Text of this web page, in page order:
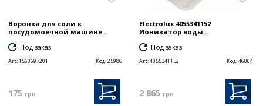
Воронка для соли к
посудомоечной машине...
Под заказ
Art:1560697201 Код:25986
175 грн
Electrolux 4055341152
Ионизатор воды...
Под заказ
Art:4055341152 Код:46004
2 865 грн